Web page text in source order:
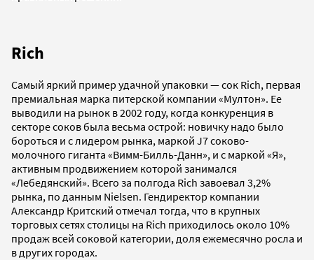
Rich
Самый яркий пример удачной упаковки — сок Rich, первая
премиальная марка питерской компании «Мултон». Ее
выводили на рынок в 2002 году, когда конкуренция в
секторе соков была весьма острой: новичку надо было
бороться и с лидером рынка, маркой J7 соково-
молочного гиганта «Вимм-Билль-Данн», и с маркой «Я»,
активным продвижением которой занимался
«Лебедянский». Всего за полгода Rich завоевал 3,2%
рынка, по данным Nielsen. Гендиректор компании
Александр Критский отмечал тогда, что в крупных
торговых сетях столицы на Rich приходилось около 10%
продаж всей соковой категории, доля ежемесячно росла и
в других городах.